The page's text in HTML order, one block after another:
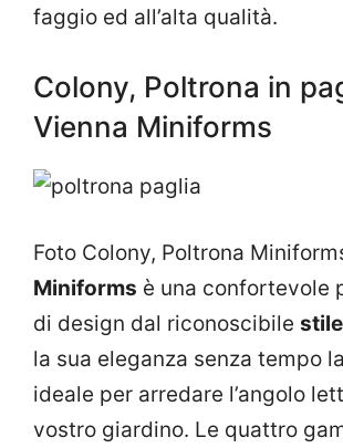
faggio ed all’alta qualità.
Colony, Poltrona in
Vienna Miniforms
Foto Colony, Poltrona
Miniforms è una confortevole
di design dal riconoscibile
la sua eleganza senza tempo
ideale per arredare l’angolo
vostro giardino. Le quattro